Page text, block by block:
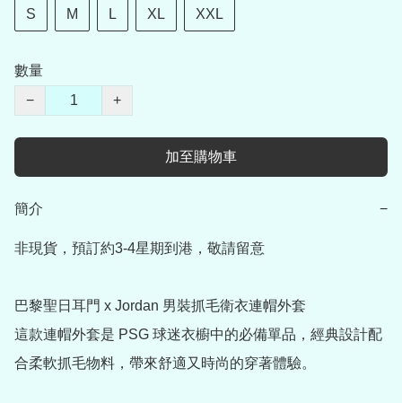
S M L XL XXL
數量
−
+
加至購物車
簡介 −
非現貨，預訂約3-4星期到港，敬請留意
巴黎聖日耳門 x Jordan 男裝抓毛衛衣連帽外套
這款連帽外套是 PSG 球迷衣櫥中的必備單品，經典設計配
合柔軟抓毛物料，帶來舒適又時尚的穿著體驗。